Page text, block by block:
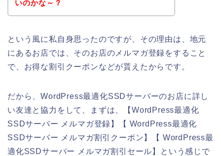
いのかな～？
という風に私自身思ったのですが、その理由は、地元
にあるお店では、そのお店のメルマガ登録をすること
で、お得な割引クーポンなどが貰えたからです。
だから、WordPress最適化SSDサーバーのお店に詳し
い友達と協力をして、まずは、【WordPress最適化
SSDサーバー メルマガ登録】【 WordPress最適化
SSDサーバー メルマガ割引クーポン】【 WordPress最
適化SSDサーバー メルマガ割引セール】という感じで